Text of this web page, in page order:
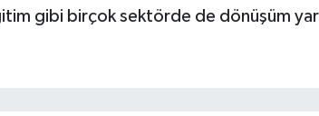
gibi birçok sektörde de dönüşüm